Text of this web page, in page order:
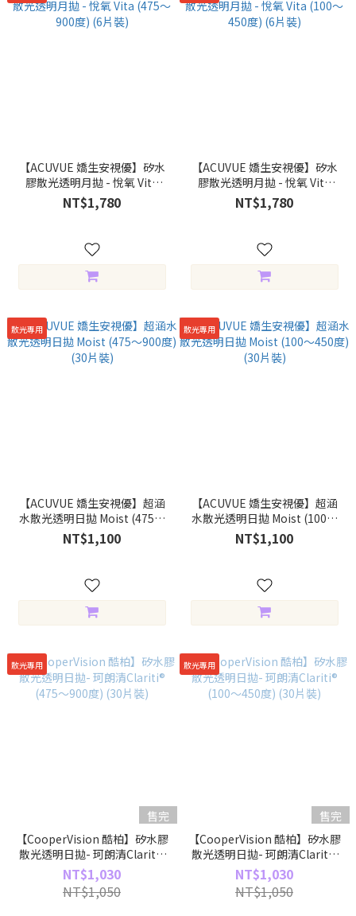
【ACUVUE 嬌生安視優】矽水
膠散光透明月拋 - 悅氧 Vita
(475～900度) (6片裝)
NT$1,780
【ACUVUE 嬌生安視優】矽水
膠散光透明月拋 - 悅氧 Vita
(100～450度) (6片裝)
NT$1,780
散光專用
【ACUVUE 嬌生安視優】超涵
水散光透明日拋 Moist (475～
900度) (30片裝)
NT$1,100
散光專用
【ACUVUE 嬌生安視優】超涵
水散光透明日拋 Moist (100～
450度) (30片裝)
NT$1,100
散光專用
售完
【CooperVision 酷柏】矽水膠
散光透明日拋- 珂朗清Clariti®
(475～900度) (30片裝)
NT$1,030
NT$1,050
散光專用
售完
【CooperVision 酷柏】矽水膠
散光透明日拋- 珂朗清Clariti®
(100～450度) (30片裝)
NT$1,030
NT$1,050